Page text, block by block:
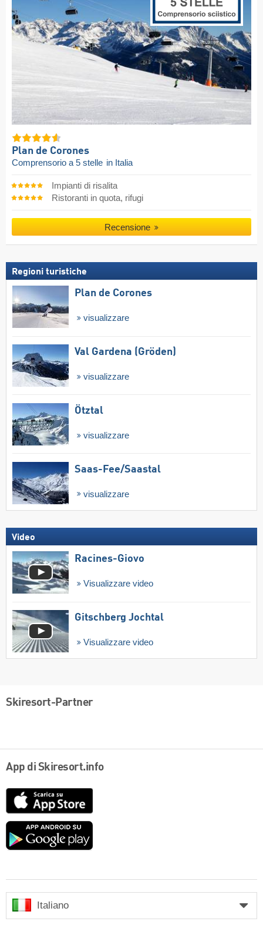
Plan de Corones
Comprensorio a 5 stelle in Italia
Impianti di risalita
Ristoranti in quota, rifugi
Recensione
Regioni turistiche
Plan de Corones
visualizzare
Val Gardena (Gröden)
visualizzare
Ötztal
visualizzare
Saas-Fee/​Saastal
visualizzare
Video
Racines-Giovo
Visualizzare video
Gitschberg Jochtal
Visualizzare video
Skiresort-Partner
App di Skiresort.info
Google
Italiano